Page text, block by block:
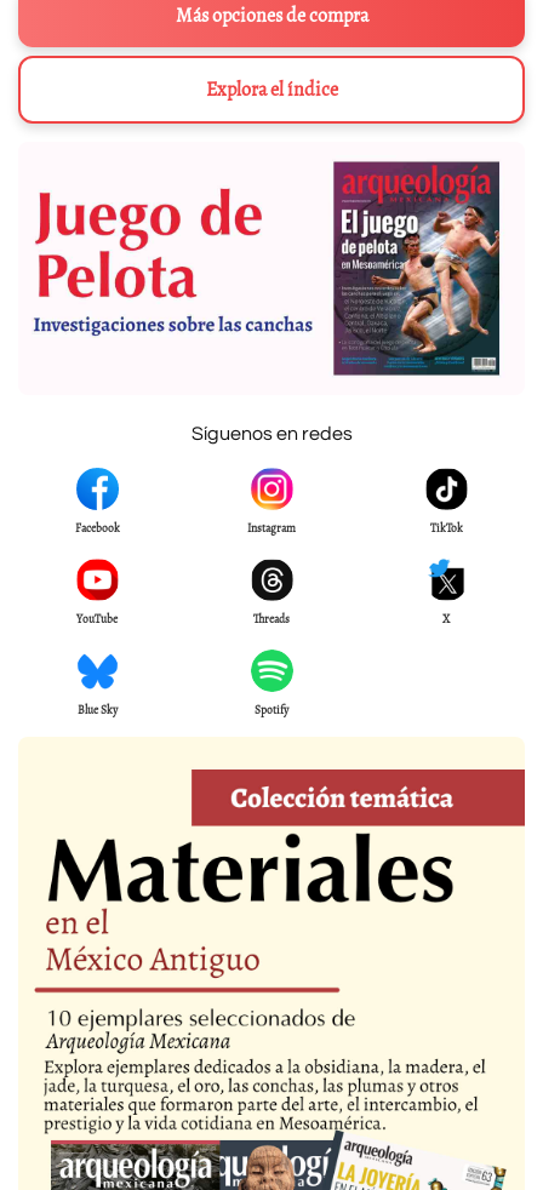
Más opciones de compra
Explora el índice
Síguenos en redes
Facebook Instagram TikTok
YouTube Threads X
Blue Sky Spotify